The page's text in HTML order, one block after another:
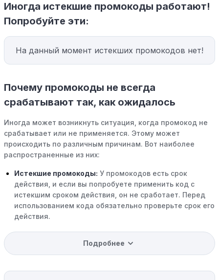
Иногда истекшие промокоды работают!
Попробуйте эти:
На данный момент истекших промокодов нет!
Почему промокоды не всегда
срабатывают так, как ожидалось
Иногда может возникнуть ситуация, когда промокод не
срабатывает или не применяется. Этому может
происходить по различным причинам. Вот наиболее
распространенные из них:
Истекшие промокоды: У промокодов есть срок
действия, и если вы попробуете применить код с
истекшим сроком действия, он не сработает. Перед
использованием кода обязательно проверьте срок его
действия.
Уже со скидкой:В некоторых случаях интересующий
вас товар может быть уже со скидкой. Некоторые
магазины предлагают скидки и акции напрямую, без
Подробнее